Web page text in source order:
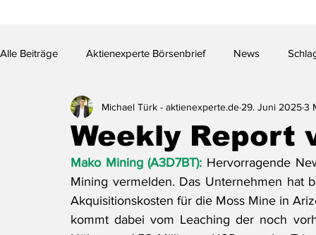
Alle Beiträge Aktienexperte Börsenbrief News
Aktienexperte.TV
Weekly Report
Michael Türk - aktienexperte.de 29. Juni 20253
Mako Mining (A3D7BT): Hervorragende
Mining vermelden. Das Unternehmen hat
Akquisitionskosten für die Moss Mine in
kommt dabei vom Leaching der noch